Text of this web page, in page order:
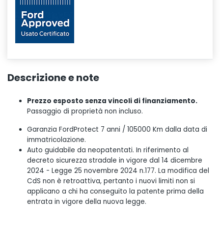
Descrizione e note
Prezzo esposto senza vincoli di finanziamento.
Passaggio di proprietà non incluso.
Garanzia FordProtect 7 anni / 105000 Km dalla data di
immatricolazione.
Auto guidabile da neopatentati. In riferimento al
decreto sicurezza stradale in vigore dal 14 dicembre
2024 - Legge 25 novembre 2024 n.177. La modifica del
CdS non è retroattiva, pertanto i nuovi limiti non si
applicano a chi ha conseguito la patente prima della
entrata in vigore della nuova legge.